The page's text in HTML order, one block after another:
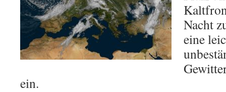
Nacht
eine
ein.